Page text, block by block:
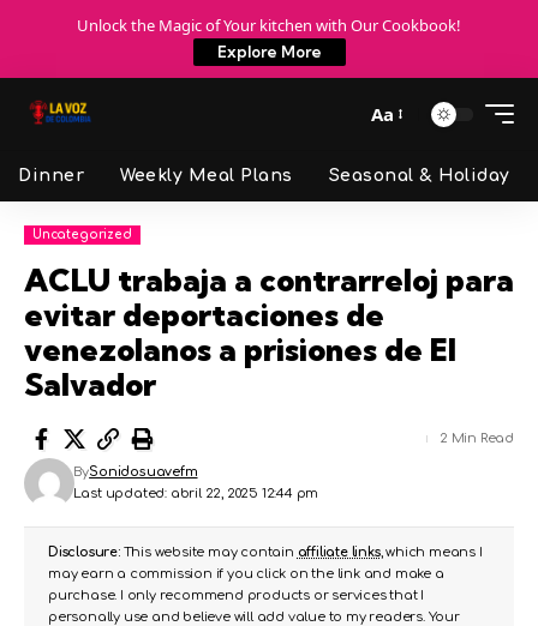
Unlock the Magic of Your kitchen with Our Cookbook!
Explore More
Aa
Dinner Weekly Meal Plans Seasonal & Holiday
Uncategorized
ACLU trabaja a contrarreloj para
evitar deportaciones de
venezolanos a prisiones de El
Salvador
Last updated: abril 22, 2025 12:44 pm
BySonidosuavefm
2 Min Read
Disclosure:This website may contain affiliate links, which means I
may earn a commission if you click on the link and make a
purchase. I only recommend products or services that I
personally use and believe will add value to my readers. Your